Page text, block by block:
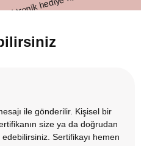
ile gönderilir. Kişisel bir
size ya da doğrudan
Sertifikayı hemen